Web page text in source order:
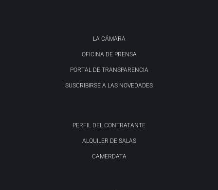
LA CÁMARA
OFICINA DE PRENSA
PORTAL DE TRANSPARENCIA
SUSCRIBIRSE A LAS NOVEDADES
PERFIL DEL CONTRATANTE
ALQUILER DE SALAS
CAMERDATA